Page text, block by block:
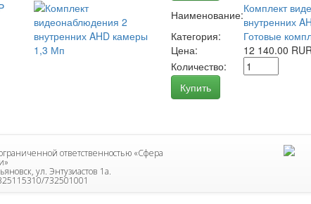
Наименование:Комплект
внутренних
Категория:
Готовые
Цена:
12 140.00
Количество:
Купить
ответственностью «Сфера
ул. Энтузиастов 1а.
732501001